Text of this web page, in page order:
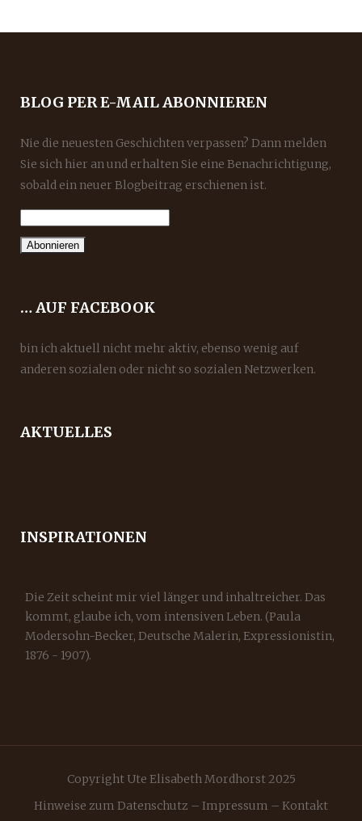
BLOG PER E-MAIL ABONNIEREN
Nie die neuesten Geschichten verpassen? Dann melden
Sie sich hier an und erhalten Sie eine Benachrichtigung,
sobald ein neuer Blogbeitrag erschienen ist.
… AUF FACEBOOK
bin ich aktuell nicht mehr aktiv, ebenso wenig auf
anderen sozialen oder nicht so sozialen Netzwerken.
AKTUELLES
INSPIRATIONEN
Die Zeit scheint mir viel länger und inhaltreicher. Das
kommt, glaube ich, vom intensiven Leben. (Paula
Modersohn-Becker, Deutsche Malerin, Expressionistin,
1876 - 1907).
Copyright Ute Elisabeth Mordhorst 2025
Hinweise zum Datenschutz – Impressum – Kontakt